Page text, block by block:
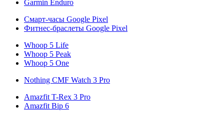
Garmin Enduro
Смарт-часы Google Pixel
Фитнес-браслеты Google Pixel
Whoop 5 Life
Whoop 5 Peak
Whoop 5 One
Nothing CMF Watch 3 Pro
Amazfit T-Rex 3 Pro
Amazfit Bip 6